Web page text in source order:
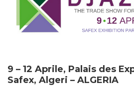
9 – 12 Aprile, Palais des
Safex, Algeri – ALGERIA